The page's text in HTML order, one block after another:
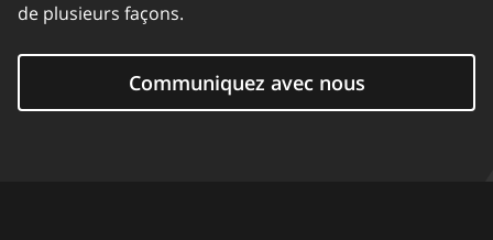
de plusieurs façons.
Communiquez avec nous